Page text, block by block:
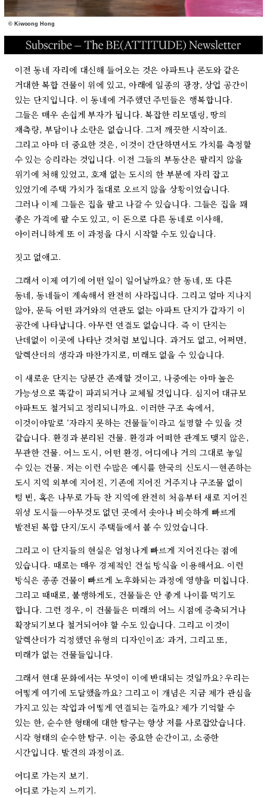
© Kiwoong Hong
이전 동네 자리에 대신해 들어오는 것은 아파트나 콘도와 같은
거대한 복합 건물이 위에 있고, 아래에 일종의 광장, 상업 공간이
있는 단지입니다. 이 동네에 거주했던 주민들은 행복합니다.
그들은 매우 손쉽게 부자가 됩니다. 복잡한 리모델링, 땅의
재측량, 부담이나 소란은 없습니다. 그저 깨끗한 시작이죠.
그리고 아마 더 중요한 것은, 이것이 간단하면서도 가치를 측정할
수 있는 승리라는 것입니다. 이전 그들의 부동산은 팔리지 않을
위기에 처해 있었고, 호재 없는 도시의 한 부분에 자리 잡고
있었기에 주택 가치가 절대로 오르지 않을 상황이었습니다.
그러나 이제 그들은 집을 팔고 나갈 수 있습니다. 그들은 집을 꽤
좋은 가격에 팔 수도 있고, 이 돈으로 다른 동네로 이사해,
아이러니하게 또 이 과정을 다시 시작할 수도 있습니다.
짓고 없애고.
그래서 이제 여기에 어떤 일이 일어날까요? 한 동네, 또 다른
동네, 동네들이 계속해서 완전히 사라집니다. 그리고 얼마 지나지
않아, 문득 어떤 과거와의 연관도 없는 아파트 단지가 갑자기 이
공간에 나타납니다. 아무런 연결도 없습니다. 즉 이 단지는
난데없이 이곳에 나타난 것처럼 보입니다. 과거도 없고, 어쩌면,
알렉산더의 생각과 마찬가지로, 미래도 없을 수 있습니다.
이 새로운 단지는 당분간 존재할 것이고, 나중에는 아마 높은
가능성으로 똑같이 파괴되거나 교체될 것입니다. 심지어 대규모
아파트도 철거되고 정리되니까요. 이러한 구조 속에서,
이것이야말로 ‘자라지 못하는 건물들’이라고 설명할 수 있을 것
같습니다. 환경과 분리된 건물. 환경과 어떠한 관계도 맺지 않은,
무관한 건물. 어느 도시, 어떤 환경, 어디에나 거의 그대로 놓일
수 있는 건물. 저는 이런 수많은 예시를 한국의 신도시—현존하는
도시 지역 외부에 지어진, 기존에 지어진 거주지나 구조물 없이
텅 빈, 혹은 나무로 가득 찬 지역에 완전히 처음부터 새로 지어진
위성 도시들—아무것도 없던 곳에서 솟아나 비슷하게 빠르게
발전된 복합 단지/도시 주택들에서 볼 수 있었습니다.
그리고 이 단지들의 현실은 엄청나게 빠르게 지어진다는 점에
있습니다. 때로는 매우 경제적인 건설 방식을 이용해서요. 이런
방식은 종종 건물이 빠르게 노후화되는 과정에 영향을 미칩니다.
그리고 때때로, 불행하게도, 건물들은 안 좋게 나이를 먹기도
합니다. 그런 경우, 이 건물들은 미래의 어느 시점에 증축되거나
확장되기보다 철거되어야 할 수도 있습니다. 그리고 이것이
알렉산더가 걱정했던 유형의 디자인이죠: 과거, 그리고 또,
미래가 없는 건물들입니다.
그래서 현대 문화에서는 무엇이 이에 반대되는 것일까요? 우리는
어떻게 여기에 도달했을까요? 그리고 이 개념은 지금 제가 관심을
가지고 있는 작업과 어떻게 연결되는 걸까요? 제가 기억할 수
있는 한, 순수한 형태에 대한 탐구는 항상 저를 사로잡았습니다.
시각 형태의 순수한 탐구. 이는 중요한 순간이고, 소중한
시간입니다. 발견의 과정이죠.
어디로 가는지 보기.
어디로 가는지 느끼기.